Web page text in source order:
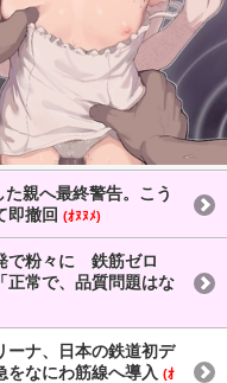
た親へ最終警告。こう
即撤回 (ｵﾇﾇﾒ)
発で粉々に 鉄筋ゼロ
正常で、品質問題はな
ーナ、日本の鉄道初デ
をなにわ筋線へ導入 (ｵ